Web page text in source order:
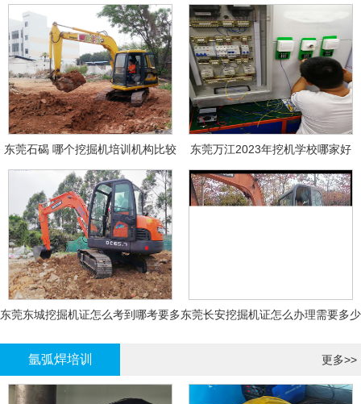
东莞石碣 哪个挖掘机培训机构比较
好?
东莞万江2023年挖机学校哪家好
东莞东城挖掘机证怎么考到哪考要多东莞长安挖掘机证怎么办理需要多少
氩弧焊培训 更多>>